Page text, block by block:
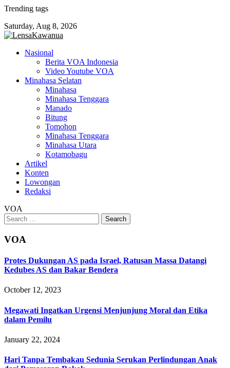
Skip
content
Trending tags
Saturday, Aug 8, 2026
Nasional
Berita VOA Indonesia
Video Youtube VOA
Minahasa Selatan
Minahasa
Minahasa Tenggara
Manado
Bitung
Tomohon
Minahasa Tenggara
Minahasa Utara
Kotamobagu
Artikel
Konten
Lowongan
Redaksi
VOA
Search
for:
VOA
Protes Dukungan AS pada Israel, Ratusan Massa Datangi
Kedubes AS dan Bakar Bendera
October 12, 2023
Megawati Ingatkan Urgensi Menjunjung Moral dan Etika
dalam Pemilu
January 22, 2024
Hari Tanpa Tembakau Sedunia Serukan Perlindungan Anak